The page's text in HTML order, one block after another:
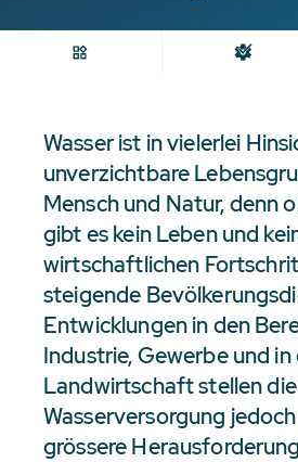
Wasser ist in vielerlei
unverzichtbare
Mensch und Natur, denn
gibt es kein Leben und
wirtschaftlichen
steigende
Entwicklungen in den
Industrie, Gewerbe und in
Landwirtschaft stellen
Wasserversorgung
grössere